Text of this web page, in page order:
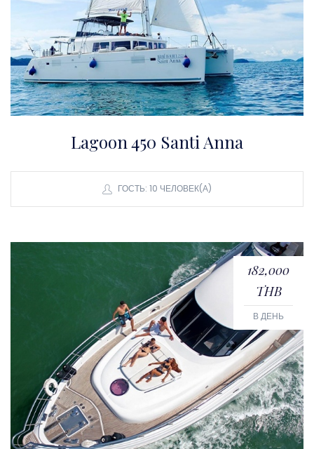
Lagoon 450 Santi Anna
ГОСТЬ: 10 ЧЕЛОВЕК(А)
182,000
THB
В ДЕНЬ